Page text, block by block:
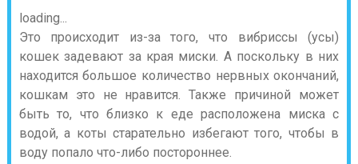
loading...
Это происходит из-за того, что вибриссы (усы)
кошек задевают за края миски. А поскольку в них
находится большое количество нервных окончаний,
кошкам это не нравится. Также причиной может
быть то, что близко к еде расположена миска с
водой, а коты старательно избегают того, чтобы в
воду попало что-либо постороннее.